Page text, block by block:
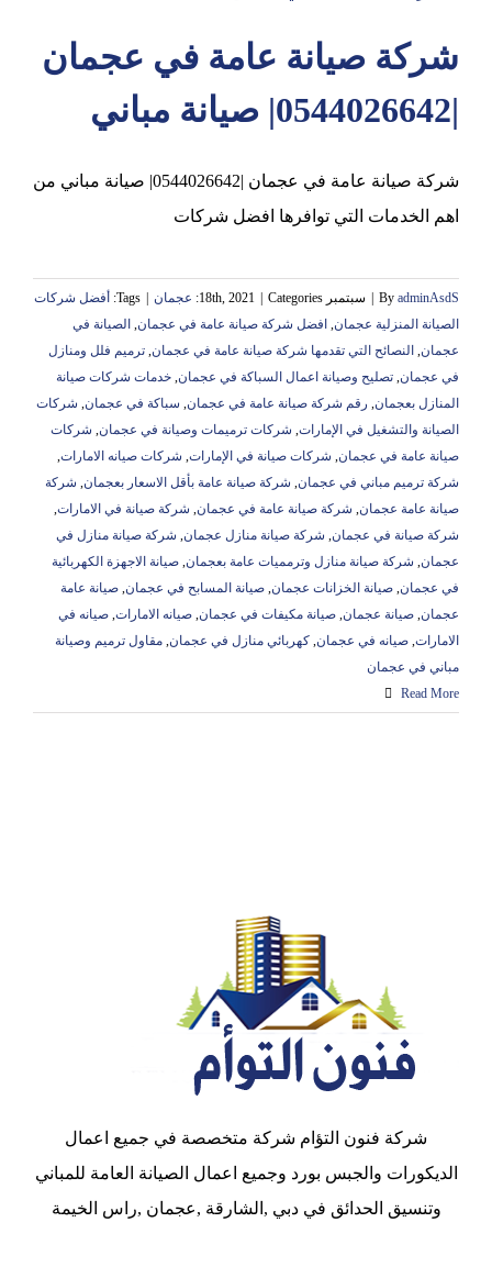
عجمان
شركة صيانة عامة في عجمان
|0544026642| صيانة مباني
شركة صيانة عامة في عجمان |0544026642| صيانة مباني من
اهم الخدمات التي توافرها افضل شركات
By adminAsdS سبتمبر 18th, 2021 Categories: عجمان Tags:
أفضل شركات
الصيانة المنزلية عجمان, افضل شركة صيانة عامة في عجمان, الصيانة في
عجمان, النصائح التي تقدمها شركة صيانة عامة في عجمان, ترميم فلل ومنازل
في عجمان, تصليح وصيانة اعمال السباكة في عجمان, خدمات شركات صيانة
المنازل بعجمان, رقم شركة صيانة عامة في عجمان, سباكة في عجمان, شركات
الصيانة والتشغيل في الإمارات, شركات ترميمات وصيانة في عجمان, شركات
صيانة عامة في عجمان, شركات صيانة في الإمارات, شركات صيانه الامارات,
شركة ترميم مباني في عجمان, شركة صيانة عامة بأقل الاسعار بعجمان, شركة
صيانة عامة عجمان, شركة صيانة عامة في عجمان, شركة صيانة في الامارات,
شركة صيانة في عجمان, شركة صيانة منازل عجمان, شركة صيانة منازل في
عجمان, شركة صيانة منازل وترمميات عامة بعجمان, صيانة الاجهزة الكهربائية
في عجمان, صيانة الخزانات عجمان, صيانة المسابح في عجمان, صيانة عامة
عجمان, صيانة عجمان, صيانة مكيفات في عجمان, صيانه الامارات, صيانه في
الامارات, صيانه في عجمان, كهربائي منازل في عجمان, مقاول ترميم وصيانة
مباني في عجمان
Read More
شركة فنون التؤام شركة متخصصة في جميع اعمال
الديكورات والجبس بورد وجميع اعمال الصيانة العامة للمباني
وتنسيق الحدائق في دبي ,الشارقة ,عجمان ,راس الخيمة